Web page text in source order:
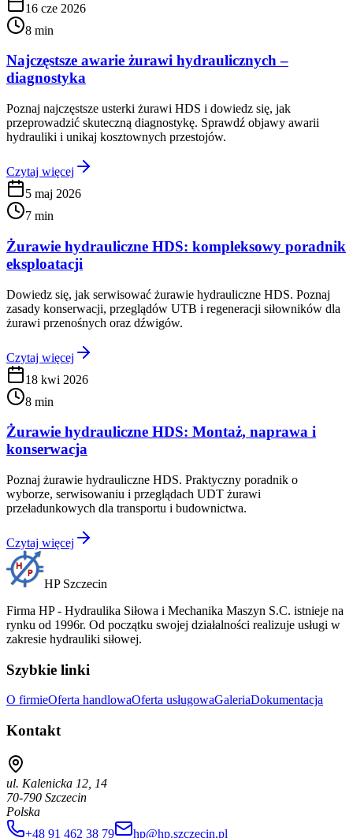
16 cze 2026
8 min
Najczęstsze awarie żurawi hydraulicznych –
diagnostyka
Poznaj najczęstsze usterki żurawi HDS i dowiedz się, jak
przeprowadzić skuteczną diagnostykę. Sprawdź objawy awarii
hydrauliki i unikaj kosztownych przestojów.
Czytaj więcej
5 maj 2026
7 min
Żurawie hydrauliczne HDS: kompleksowy poradnik
eksploatacji
Dowiedz się, jak serwisować żurawie hydrauliczne HDS. Poznaj
zasady konserwacji, przeglądów UTB i regeneracji siłowników dla
żurawi przenośnych oraz dźwigów.
Czytaj więcej
18 kwi 2026
8 min
Żurawie hydrauliczne HDS: Montaż, naprawa i
konserwacja
Poznaj żurawie hydrauliczne HDS. Praktyczny poradnik o
wyborze, serwisowaniu i przeglądach UDT żurawi
przeładunkowych dla transportu i budownictwa.
Czytaj więcej
HP Szczecin
Firma HP - Hydraulika Siłowa i Mechanika Maszyn S.C. istnieje na
rynku od 1996r. Od początku swojej działalności realizuje usługi w
zakresie hydrauliki siłowej.
Szybkie linki
O firmieOferta handlowaOferta usługowaGaleriaDokumentacja
Kontakt
ul. Kalenicka 12, 14
70-790 Szczecin
Polska
+48 91 462 38 79
hp@hp.szczecin.pl